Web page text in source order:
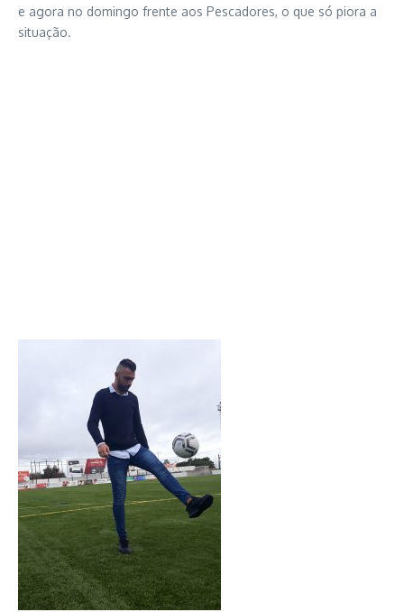
e agora no domingo frente aos Pescadores, o que só piora a
situação.